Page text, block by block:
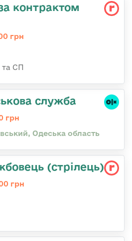
контрактом
грн
та СП
служба
грн
Одеська область
(стрілець)
грн